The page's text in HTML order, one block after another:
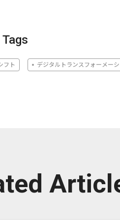
フト デジタルトランスフォーメー